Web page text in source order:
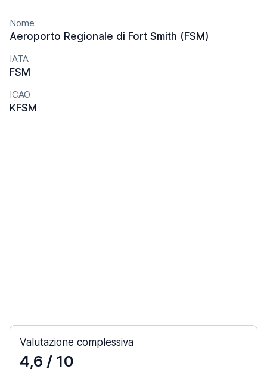
Nome
Aeroporto Regionale di Fort Smith (FSM)
IATA
FSM
ICAO
KFSM
Valutazione complessiva
4,6 / 10